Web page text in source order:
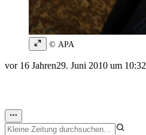
© APA
vor 16 Jahren29. Juni 2010 um 10:32